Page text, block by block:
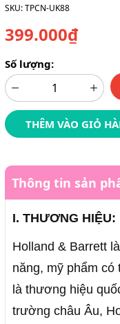
SKU:TPCN-UK88
399.000₫
Số lượng:
THÊM VÀO GIỎ
Thông tin sản
I. THƯƠNG HIỆU:
Holland & Barrett
năng, mỹ phẩm
là thương hiệu
trường châu Âu,